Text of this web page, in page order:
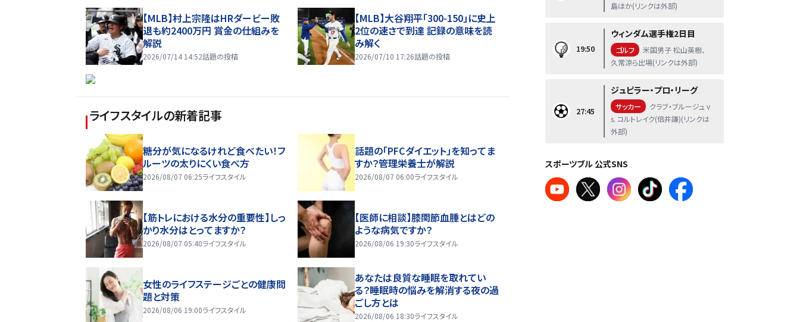
【MLB】村上宗隆はHRダービー敗
退も約2400万円 賞金の仕組みを
解説
2026/07/14 14:52話題の投稿
【MLB】大谷翔平「300-150」に史上
2位の速さで到達 記録の意味を読
み解く
2026/07/10 17:26話題の投稿
ライフスタイルの新着記事
糖分が気になるけれど食べたい！フ
ルーツの太りにくい食べ方
2026/08/07 06:25ライフスタイル
話題の「PFCダイエット」を知ってま
すか？管理栄養士が解説
2026/08/07 06:00ライフスタイル
【筋トレにおける水分の重要性】しっ
かり水分はとってますか？
2026/08/07 05:40ライフスタイル
【医師に相談】膝関節血腫とはどの
ような病気ですか？
2026/08/06 19:30ライフスタイル
女性のライフステージごとの健康問
題と対策
2026/08/06 19:00ライフスタイル
あなたは良質な睡眠を取れてい
る？睡眠時の悩みを解消する夜の過
ごし方とは
2026/08/06 18:30ライフスタイル
島ほか(リンクは外部)
19:50
ウィンダム選手権2日目
ゴルフ
米国男子 松山英樹、
久常涼ら出場(リンクは外部)
27:45
ジュピラー・プロ・リーグ
サッカー
クラブ・ブルージュ v
s. コルトレイク(倍井謙)(リンクは
外部)
スポーツブル 公式SNS